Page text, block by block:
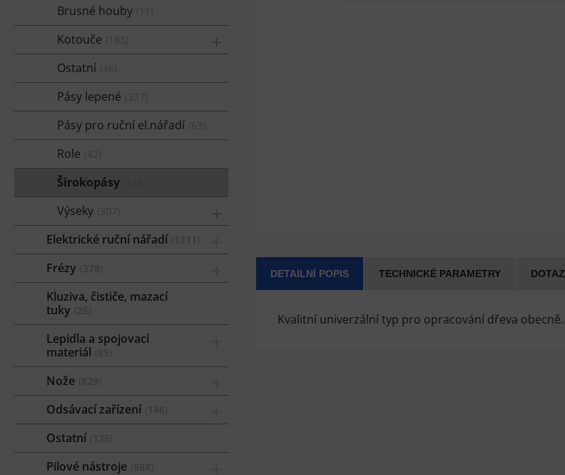
Brusné houby
Kotouče
Ostatní
Pásy lepené
Pásy pro ruční el.nářadí
Role
Širokopásy
Výseky
Elektrické ruční nářadí
Frézy
Kluziva, čističe, mazací
tuky
Lepidla a spojovací
materiál
Nože
Odsávací zařízení
Ostatní
Pilové nástroje
DETAILNÍ POPIS TECHNICKÉ PARAMETRY DOTAZ
Kvalitní univerzální typ pro opracování dřeva obecně.